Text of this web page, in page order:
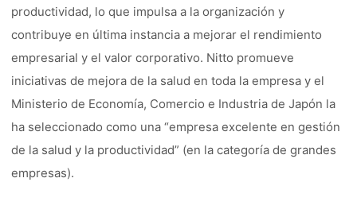
productividad, lo que impulsa a la organización y
contribuye en última instancia a mejorar el rendimiento
empresarial y el valor corporativo. Nitto promueve
iniciativas de mejora de la salud en toda la empresa y el
Ministerio de Economía, Comercio e Industria de Japón la
ha seleccionado como una “empresa excelente en gestión
de la salud y la productividad” (en la categoría de grandes
empresas).